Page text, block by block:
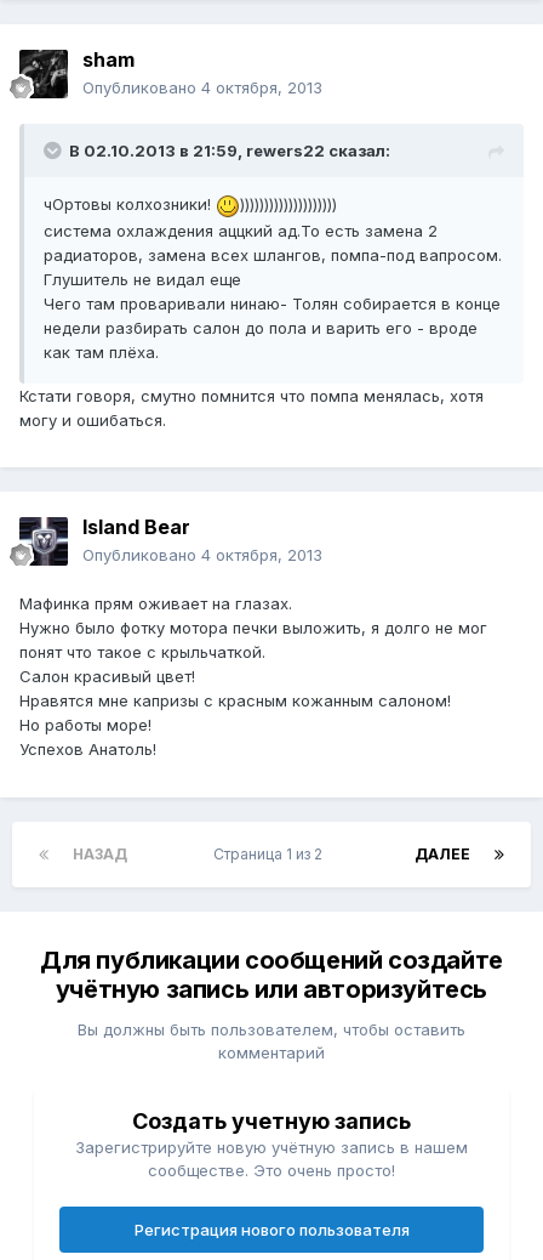
sham
Опубликовано 4 октября, 2013
В 02.10.2013 в 21:59, rewers22 сказал:
чОртовы колхозники!
))))))))))))))))))))
система охлаждения аццкий ад.То есть замена 2
радиаторов, замена всех шлангов, помпа-под вапросом.
Глушитель не видал еще
Чего там проваривали нинаю- Толян собирается в конце
недели разбирать салон до пола и варить его - вроде
как там плёха.
Кстати говоря, смутно помнится что помпа менялась, хотя
могу и ошибаться.
Island Bear
Опубликовано 4 октября, 2013
Мафинка прям оживает на глазах.
Нужно было фотку мотора печки выложить, я долго не мог
понят что такое с крыльчаткой.
Салон красивый цвет!
Нравятся мне капризы с красным кожанным салоном!
Но работы море!
Успехов Анатоль!
НАЗАД ДАЛЕЕ
Страница 1 из 2
Для публикации сообщений создайте
учётную запись или авторизуйтесь
Вы должны быть пользователем, чтобы оставить
комментарий
Создать учетную запись
Зарегистрируйте новую учётную запись в нашем
сообществе. Это очень просто!
Регистрация нового пользователя